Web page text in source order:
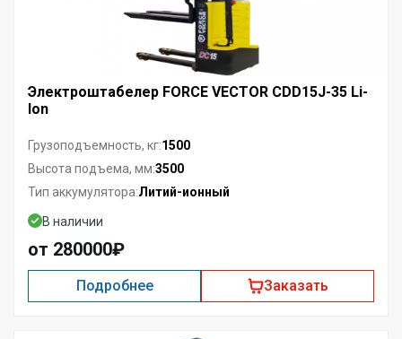
Электроштабелер FORCE VECTOR CDD15J-35 Li-
Ion
Грузоподъемность, кг:1500
Высота подъема, мм:3500
Тип аккумулятора:Литий-ионный
В наличии
от 280000₽
Подробнее Заказать